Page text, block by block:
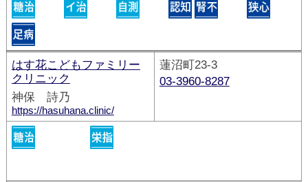
はす花こどもファミリー
クリニック
神保 詩乃
https://hasuhana.clinic/
蓮沼町23-3
03-3960-8287